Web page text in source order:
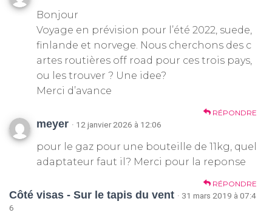
Bonjour
Voyage en prévision pour l’été 2022, suede,
finlande et norvege. Nous cherchons des c
artes routières off road pour ces trois pays,
ou les trouver ? Une idee?
Merci d’avance
RÉPONDRE
meyer · 12 janvier 2026 à 12:06
pour le gaz pour une bouteille de 11kg, quel
adaptateur faut il? Merci pour la reponse
RÉPONDRE
Côté visas - Sur le tapis du vent · 31 mars 2019 à 07:4
6